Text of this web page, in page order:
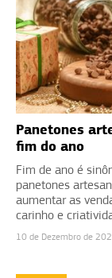
Panetones
fim do ano
Fim de ano é
panetones
aumentar as
carinho e
10 de Dezembro de